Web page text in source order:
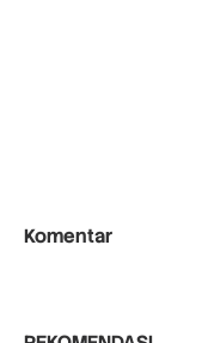
Komentar